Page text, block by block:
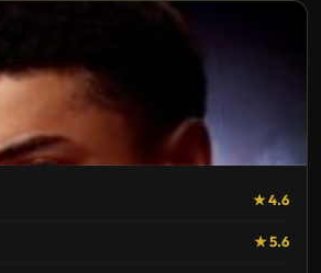
★ 4.6
★ 5.6